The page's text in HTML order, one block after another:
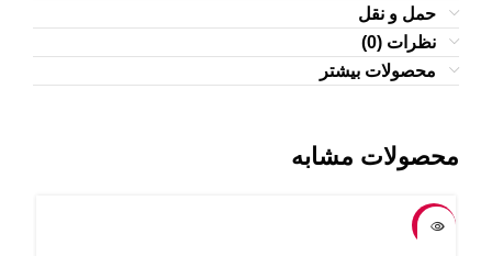
حمل و نقل
نظرات (0)
محصولات بیشتر
محصولات مشابه
-18%